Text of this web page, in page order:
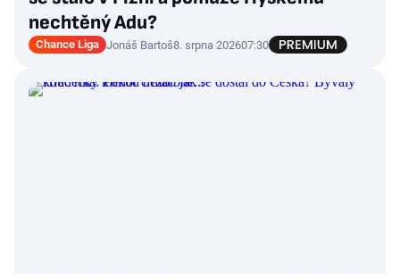
nechtěný Adu?
Chance Liga Jonáš Bartoš8. srpna 202607:30